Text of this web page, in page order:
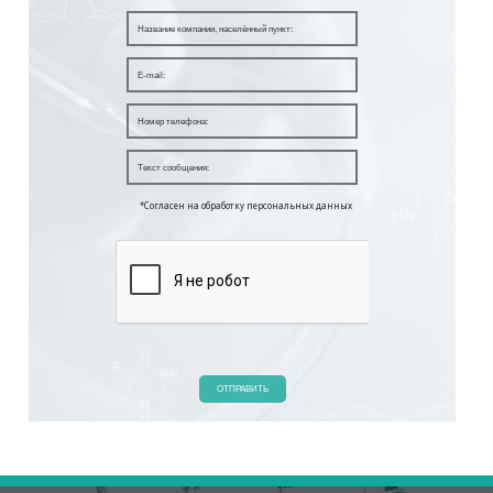
*Согласен на обработку персональных данных
ОТПРАВИТЬ